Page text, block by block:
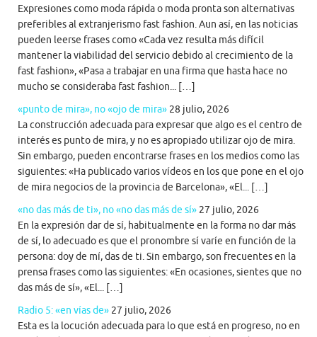
Expresiones como moda rápida o moda pronta son alternativas
preferibles al extranjerismo fast fashion. Aun así, en las noticias
pueden leerse frases como «Cada vez resulta más difícil
mantener la viabilidad del servicio debido al crecimiento de la
fast fashion», «Pasa a trabajar en una firma que hasta hace no
mucho se consideraba fast fashion... […]
«punto de mira», no «ojo de mira» 28 julio, 2026
La construcción adecuada para expresar que algo es el centro de
interés es punto de mira, y no es apropiado utilizar ojo de mira.
Sin embargo, pueden encontrarse frases en los medios como las
siguientes: «Ha publicado varios vídeos en los que pone en el ojo
de mira negocios de la provincia de Barcelona», «El... […]
«no das más de ti», no «no das más de sí» 27 julio, 2026
En la expresión dar de sí, habitualmente en la forma no dar más
de sí, lo adecuado es que el pronombre sí varíe en función de la
persona: doy de mí, das de ti. Sin embargo, son frecuentes en la
prensa frases como las siguientes: «En ocasiones, sientes que no
das más de sí», «El... […]
Radio 5: «en vías de» 27 julio, 2026
Esta es la locución adecuada para lo que está en progreso, no en